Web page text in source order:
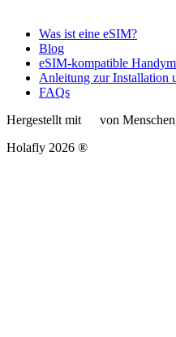
Was ist eine eSIM?
Blog
eSIM-kompatible
Anleitung zur Installation
FAQs
Hergestellt mit
von
Holafly 2026 ®